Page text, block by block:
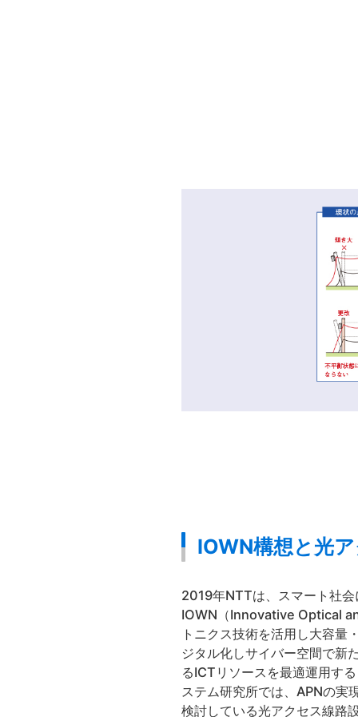
IOWN構想と光
2019年NTTは、スマート社
IOWN（Innovative Optical
トニクス技術を活用し大容量
ジタル化しサイバー空間で新
るICTリソースを最適運用す
ステム研究所では、APNの実
検討している光アクセス線路